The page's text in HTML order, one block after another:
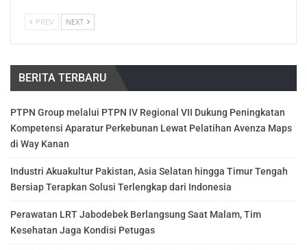
PREV NEXT
BERITA TERBARU
PTPN Group melalui PTPN IV Regional VII Dukung Peningkatan
Kompetensi Aparatur Perkebunan Lewat Pelatihan Avenza Maps
di Way Kanan
Industri Akuakultur Pakistan, Asia Selatan hingga Timur Tengah
Bersiap Terapkan Solusi Terlengkap dari Indonesia
Perawatan LRT Jabodebek Berlangsung Saat Malam, Tim
Kesehatan Jaga Kondisi Petugas